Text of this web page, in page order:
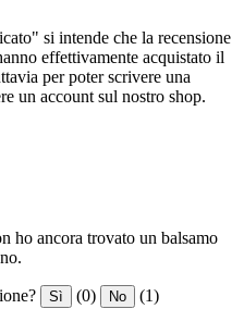
si intende che la recensione
effettivamente acquistato il
per poter scrivere una
un account sul nostro shop.
ho ancora trovato un balsamo
Sì (0) No (1)